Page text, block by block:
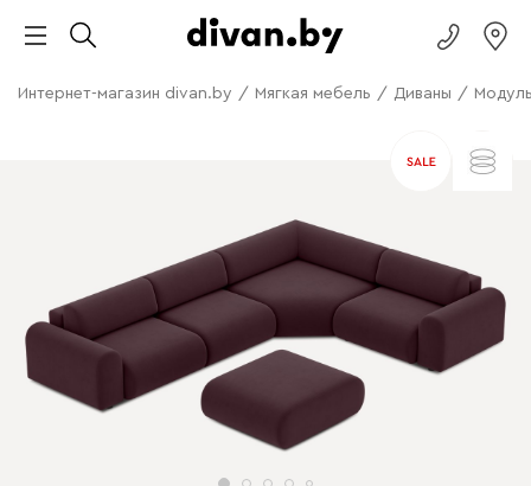
Интернет-магазин divan.by / Мягкая мебель / Диваны /